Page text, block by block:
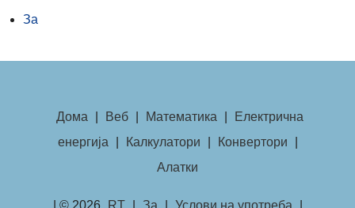
За
Дома Веб Математика
Електрична
енергија
Калкулатори Конвертори
Алатки
| © 2026 RT За Услови на употреба